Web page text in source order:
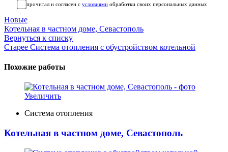
прочитал и согласен с условиями обработки своих персональных данных
Новые
Котельная в частном доме, Севастополь
Вернуться к списку
Старее Система отопления с обустройством котельной
Похожие работы
Увеличить
Система отопления
Котельная в частном доме, Севастополь